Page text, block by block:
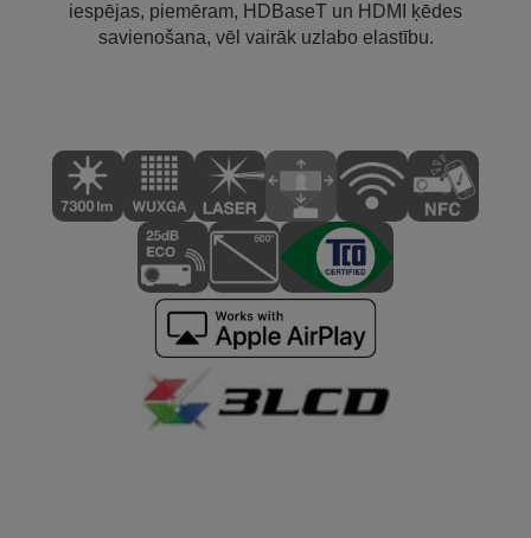
iespējas, piemēram, HDBaseT un HDMI ķēdes
savienošana, vēl vairāk uzlabo elastību.